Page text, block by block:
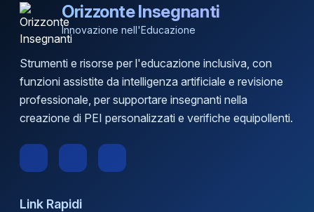
Orizzonte Insegnanti
Innovazione nell'Educazione
Strumenti e risorse per l'educazione inclusiva, con
funzioni assistite da intelligenza artificiale e revisione
professionale, per supportare insegnanti nella
creazione di PEI personalizzati e verifiche equipollenti.
Link Rapidi